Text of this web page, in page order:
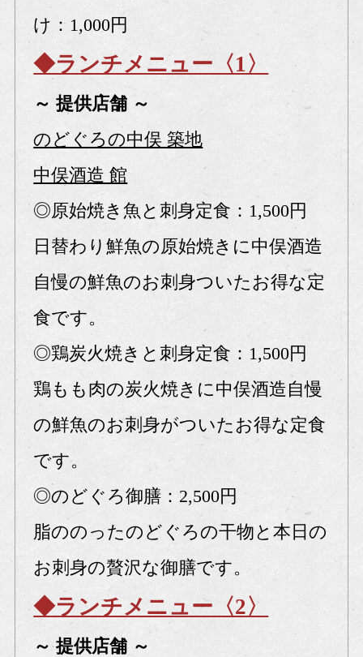
け：1,000円
◆ランチメニュー〈1〉
～ 提供店舗 ～
のどぐろの中俣 築地
中俣酒造 館
◎原始焼き魚と刺身定食：1,500円
日替わり鮮魚の原始焼きに中俣酒造
自慢の鮮魚のお刺身ついたお得な定
食です。
◎鶏炭火焼きと刺身定食：1,500円
鶏もも肉の炭火焼きに中俣酒造自慢
の鮮魚のお刺身がついたお得な定食
です。
◎のどぐろ御膳：2,500円
脂ののったのどぐろの干物と本日の
お刺身の贅沢な御膳です。
◆ランチメニュー〈2〉
～ 提供店舗 ～